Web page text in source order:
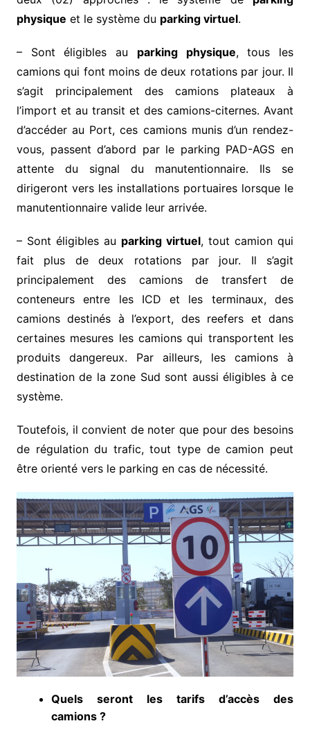
physique et le système du parking virtuel.
– Sont éligibles au parking physique, tous les
camions qui font moins de deux rotations par jour. Il
s’agit principalement des camions plateaux à
l’import et au transit et des camions-citernes. Avant
d’accéder au Port, ces camions munis d’un rendez-
vous, passent d’abord par le parking PAD-AGS en
attente du signal du manutentionnaire. Ils se
dirigeront vers les installations portuaires lorsque le
manutentionnaire valide leur arrivée.
– Sont éligibles au parking virtuel, tout camion qui
fait plus de deux rotations par jour. Il s’agit
principalement des camions de transfert de
conteneurs entre les ICD et les terminaux, des
camions destinés à l’export, des reefers et dans
certaines mesures les camions qui transportent les
produits dangereux. Par ailleurs, les camions à
destination de la zone Sud sont aussi éligibles à ce
système.
Toutefois, il convient de noter que pour des besoins
de régulation du trafic, tout type de camion peut
être orienté vers le parking en cas de nécessité.
Quels seront les tarifs d’accès des
camions ?